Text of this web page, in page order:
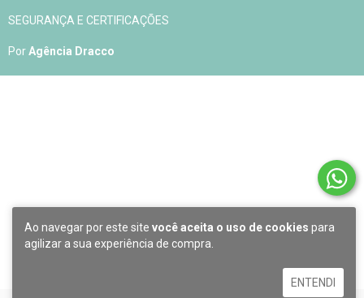
Ao navegar por este site você aceita o uso de cookies para
agilizar a sua experiência de compra.
ENTENDI
SEGURANÇA E CERTIFICAÇÕES
PorAgência Dracco